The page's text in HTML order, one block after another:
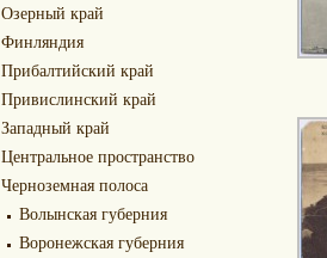
Озерный край
Финляндия
Прибалтийский край
Привислинский край
Западный край
Центральное пространство
Черноземная полоса
Волынская губерния
Воронежская губерния